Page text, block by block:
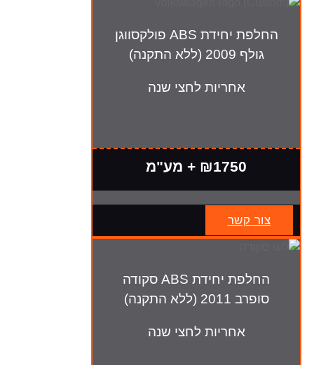
החלפת יחידת ABS פולקסווגן
גולף 2009 (ללא התקנה)
אחריות לחצי שנה
₪1750 + מע"מ
צור קשר
החלפת יחידת ABS סקודה
סופרב 2011 (ללא התקנה)
אחריות לחצי שנה